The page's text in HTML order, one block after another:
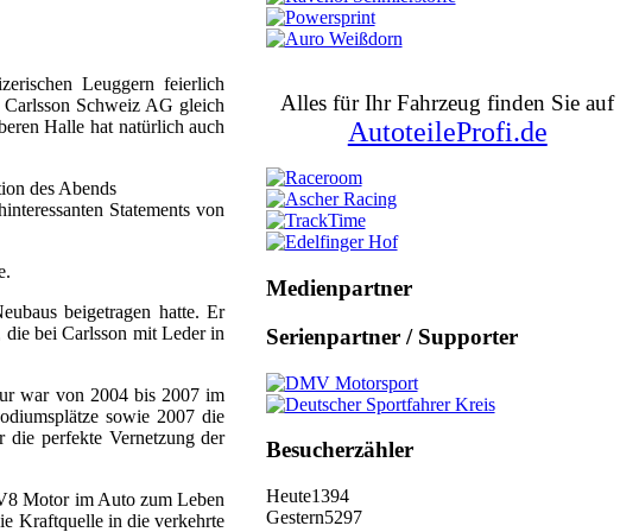
Leuggern feierlich
Schweiz AG gleich
Halle hat natürlich auch
des Abends
Statements von
beigetragen hatte. Er
bei Carlsson mit Leder in
war von 2004 bis 2007 im
sowie 2007 die
perfekte Vernetzung der
Motor im Auto zum Leben
Kraftquelle in die verkehrte
Alles für Ihr Fahrzeug finden Sie auf
AutoteileProfi.de
Medienpartner
Serienpartner / Supporter
Besucherzähler
Heute1394
Gestern5297